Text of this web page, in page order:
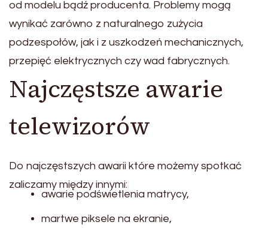
od modelu bądź producenta. Problemy mogą
wynikać zarówno z naturalnego zużycia
podzespołów, jak i z uszkodzeń mechanicznych,
przepięć elektrycznych czy wad fabrycznych.
Najczęstsze awarie
telewizorów
Do najczęstszych awarii które możemy spotkać
zaliczamy między innymi:
awarie podświetlenia matrycy,
martwe piksele na ekranie,